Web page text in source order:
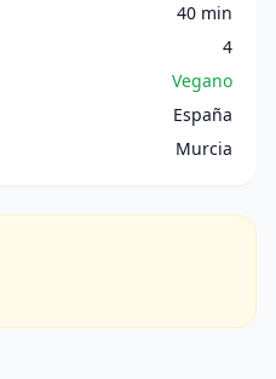
40 min
4
Vegano
España
Murcia